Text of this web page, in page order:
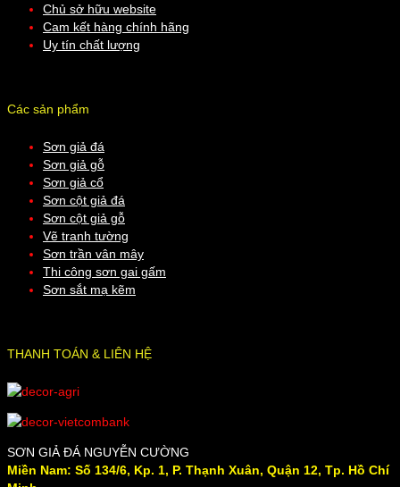
Chủ sở hữu website
Cam kết hàng chính hãng
Uy tín chất lượng
Các sản phẩm
Sơn giả đá
Sơn giả gỗ
Sơn giả cổ
Sơn cột giả đá
Sơn cột giả gỗ
Vẽ tranh tường
Sơn trần vân mây
Thi công sơn gai gấm
Sơn sắt mạ kẽm
THANH TOÁN & LIÊN HỆ
SƠN GIẢ ĐÁ NGUYỄN CƯỜNG
Miền Nam: Số 134/6, Kp. 1, P. Thạnh Xuân, Quận 12, Tp. Hồ Chí